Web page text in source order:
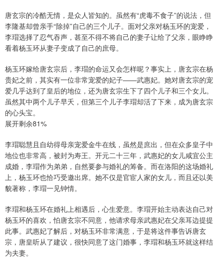
唐玄宗的冷酷无情，是众人皆知的。虽然有“虎毒不食子”的说法，但
李隆基却曾亲手“除掉”自己的三个儿子。面对父亲对杨玉环的宠爱，
李瑁选择了忍气吞声，甚至不得不将自己的妻子让给了父亲，眼睁睁
看着杨玉环从妻子变成了自己的庶母。
杨玉环嫁给唐玄宗后，李瑁的命运又会怎样呢？事实上，唐玄宗在杨
贵妃之前，其实有一位非常宠爱的妃子——武惠妃。她对唐玄宗的宠
爱几乎达到了皇后的地位，还为唐玄宗生下了四个儿子和三个女儿。
虽然其中两个儿子早夭，但第三个儿子李瑁却活了下来，成为唐玄宗
的心头宝。
展开剩余81%
李瑁聪慧且自幼得母亲宠爱金牛在线，虽然是庶出，但在众多皇子中
地位也非常高，被封为寿王。开元二十三年，武惠妃的女儿咸宜公主
成婚，李瑁作为弟弟，自然要参与婚礼的筹备。而在洛阳的这场婚礼
上，杨玉环也恰巧受邀出席。她不仅是官宦人家的女儿，而且还以美
貌著称，李瑁一见钟情。
李瑁和杨玉环在婚礼上相遇后，心生爱意。李瑁开始主动表达自己对
杨玉环的喜欢，怕唐玄宗不同意，他请求母亲武惠妃在父亲耳边提提
此事。武惠妃了解后，对杨玉环非常满意，于是将这件事告诉唐玄
宗，唐皇听从了建议，很快同意了这门婚事，李瑁和杨玉环就这样结
为夫妻。